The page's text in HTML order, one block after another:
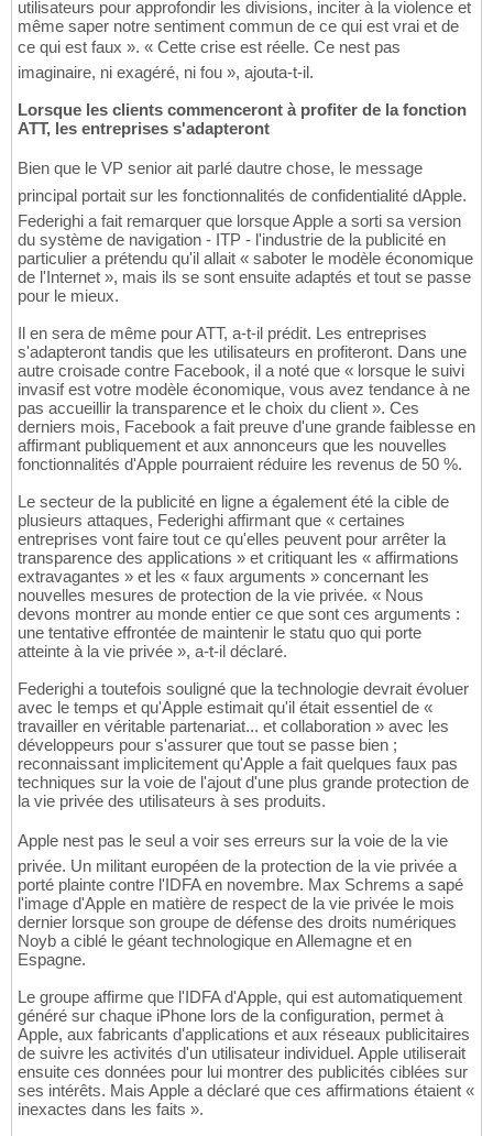
utilisateurs pour approfondir les divisions, inciter à la violence et
même saper notre sentiment commun de ce qui est vrai et de
ce qui est faux ». « Cette crise est réelle. Ce nest pas
imaginaire, ni exagéré, ni fou », ajouta-t-il.
Lorsque les clients commenceront à profiter de la fonction
ATT, les entreprises s'adapteront
Bien que le VP senior ait parlé dautre chose, le message
principal portait sur les fonctionnalités de confidentialité dApple.
Federighi a fait remarquer que lorsque Apple a sorti sa version
du système de navigation - ITP - l'industrie de la publicité en
particulier a prétendu qu'il allait « saboter le modèle économique
de l'Internet », mais ils se sont ensuite adaptés et tout se passe
pour le mieux.
Il en sera de même pour ATT, a-t-il prédit. Les entreprises
s'adapteront tandis que les utilisateurs en profiteront. Dans une
autre croisade contre Facebook, il a noté que « lorsque le suivi
invasif est votre modèle économique, vous avez tendance à ne
pas accueillir la transparence et le choix du client ». Ces
derniers mois, Facebook a fait preuve d'une grande faiblesse en
affirmant publiquement et aux annonceurs que les nouvelles
fonctionnalités d'Apple pourraient réduire les revenus de 50 %.
Le secteur de la publicité en ligne a également été la cible de
plusieurs attaques, Federighi affirmant que « certaines
entreprises vont faire tout ce qu'elles peuvent pour arrêter la
transparence des applications » et critiquant les « affirmations
extravagantes » et les « faux arguments » concernant les
nouvelles mesures de protection de la vie privée. « Nous
devons montrer au monde entier ce que sont ces arguments :
une tentative effrontée de maintenir le statu quo qui porte
atteinte à la vie privée », a-t-il déclaré.
Federighi a toutefois souligné que la technologie devrait évoluer
avec le temps et qu'Apple estimait qu'il était essentiel de «
travailler en véritable partenariat... et collaboration » avec les
développeurs pour s'assurer que tout se passe bien ;
reconnaissant implicitement qu'Apple a fait quelques faux pas
techniques sur la voie de l'ajout d'une plus grande protection de
la vie privée des utilisateurs à ses produits.
Apple nest pas le seul a voir ses erreurs sur la voie de la vie
privée. Un militant européen de la protection de la vie privée a
porté plainte contre l'IDFA en novembre. Max Schrems a sapé
l'image d'Apple en matière de respect de la vie privée le mois
dernier lorsque son groupe de défense des droits numériques
Noyb a ciblé le géant technologique en Allemagne et en
Espagne.
Le groupe affirme que l'IDFA d'Apple, qui est automatiquement
généré sur chaque iPhone lors de la configuration, permet à
Apple, aux fabricants d'applications et aux réseaux publicitaires
de suivre les activités d'un utilisateur individuel. Apple utiliserait
ensuite ces données pour lui montrer des publicités ciblées sur
ses intérêts. Mais Apple a déclaré que ces affirmations étaient «
inexactes dans les faits ».